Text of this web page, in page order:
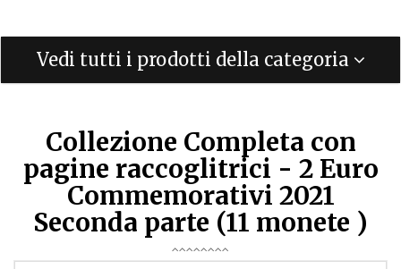
Vedi tutti i prodotti della categoria
Collezione Completa con
pagine raccoglitrici - 2 Euro
Commemorativi 2021
Seconda parte (11 monete )